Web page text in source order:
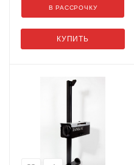
КУПИТЬ
В РАССРОЧКУ